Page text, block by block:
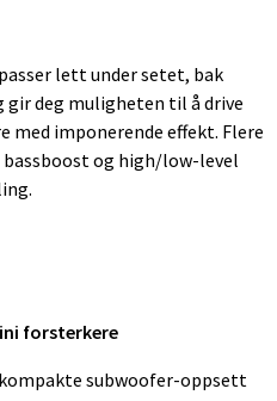
lett under setet, bak
gir deg muligheten til å drive
med imponerende effekt. Flere
og high/low-level
forsterkere
subwoofer-oppsett